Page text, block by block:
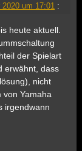
um 17:01 :
heute aktuell.
der Spielart
erwähnt, dass
nicht
von Yamaha
irgendwann